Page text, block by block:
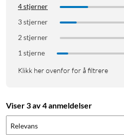
4 stjerner
3 stjerner
2 stjerner
1 stjerne
Klikk her ovenfor for å filtrere
Viser 3 av 4 anmeldelser
Relevans